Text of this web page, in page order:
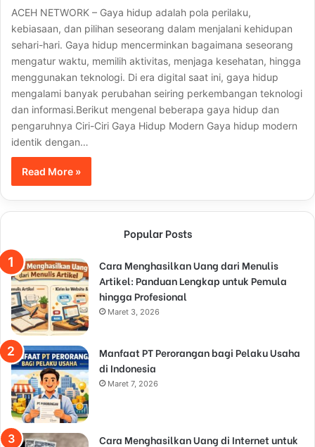
ACEH NETWORK – Gaya hidup adalah pola perilaku,
kebiasaan, dan pilihan seseorang dalam menjalani kehidupan
sehari-hari. Gaya hidup mencerminkan bagaimana seseorang
mengatur waktu, memilih aktivitas, menjaga kesehatan, hingga
menggunakan teknologi. Di era digital saat ini, gaya hidup
mengalami banyak perubahan seiring perkembangan teknologi
dan informasi.Berikut mengenal beberapa gaya hidup dan
pengaruhnya Ciri-Ciri Gaya Hidup Modern Gaya hidup modern
identik dengan…
Read More »
Popular Posts
Cara Menghasilkan Uang dari Menulis
Artikel: Panduan Lengkap untuk Pemula
hingga Profesional
Maret 3, 2026
Manfaat PT Perorangan bagi Pelaku Usaha
di Indonesia
Maret 7, 2026
Cara Menghasilkan Uang di Internet untuk